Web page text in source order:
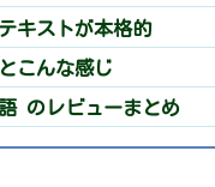
キストが本格的
こんな感じ
のレビューまとめ